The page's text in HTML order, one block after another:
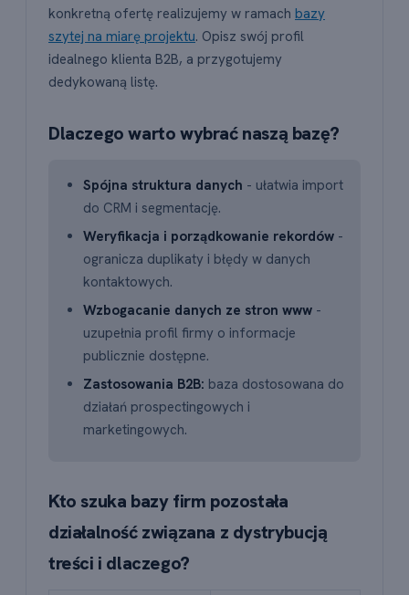
konkretną ofertę realizujemy w ramach bazy
szytej na miarę projektu. Opisz swój profil
idealnego klienta B2B, a przygotujemy
dedykowaną listę.
Dlaczego warto wybrać naszą bazę?
Spójna struktura danych - ułatwia import
do CRM i segmentację.
Weryfikacja i porządkowanie rekordów -
ogranicza duplikaty i błędy w danych
kontaktowych.
Wzbogacanie danych ze stron www -
uzupełnia profil firmy o informacje
publicznie dostępne.
Zastosowania B2B: baza dostosowana do
działań prospectingowych i
marketingowych.
Kto szuka bazy firm pozostała
działalność związana z dystrybucją
treści i dlaczego?